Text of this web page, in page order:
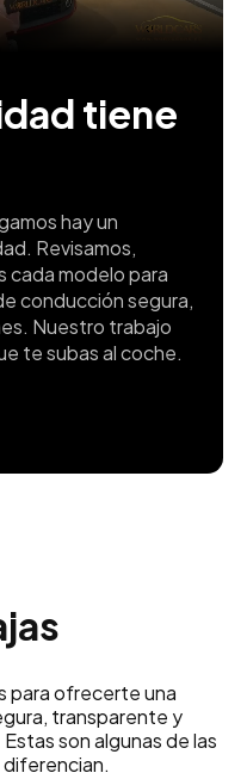
tiene
hay un
Revisamos,
cada modelo para
conducción segura,
Nuestro trabajo
te subas al coche.
para ofrecerte una
transparente y
son algunas de las